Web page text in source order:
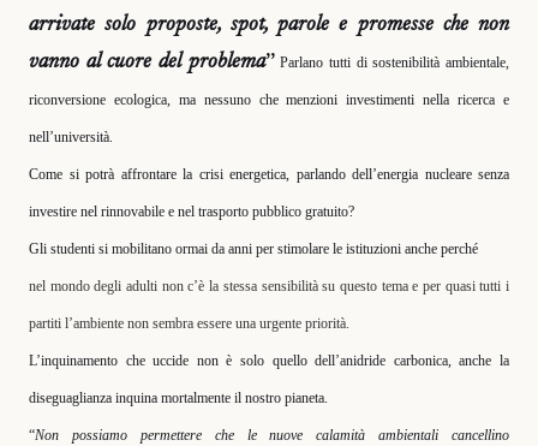
arrivate solo proposte, spot, parole e promesse che non
vanno al cuore del problema”Parlano tutti di sostenibilità ambientale,
riconversione ecologica, ma nessuno che menzioni investimenti nella ricerca e
nell’università.
Come si potrà affrontare la crisi energetica, parlando dell’energia nucleare senza
investire nel rinnovabile e nel trasporto pubblico gratuito?
Gli studenti si mobilitano ormai da anni per stimolare le istituzioni anche perché
nel mondo degli adulti non c’è la stessa sensibilità su questo tema e per quasi tutti i
partiti l’ambiente non sembra essere una urgente priorità.
L’inquinamento che uccide non è solo quello dell’anidride carbonica, anche la
diseguaglianza inquina mortalmente il nostro pianeta.
“Non possiamo permettere che le nuove calamità ambientali cancellino